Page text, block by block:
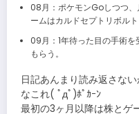
08月：ポケモンGoしつつ
ームはカルドセプトリボルト
09月：1年待った目の手術
もらう。
日記あんまり読み返さな
なこれ( ﾟдﾟ)ﾎﾟｶｰﾝ
最初の3ヶ月以降は株とゲ